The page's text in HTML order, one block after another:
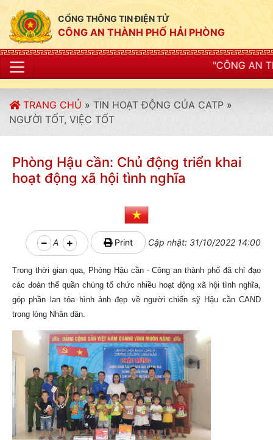
CỔNG THÔNG TIN ĐIỆN TỬ
CÔNG AN THÀNH PHỐ HẢI PHÒNG
"CÔNG AN THÀNH PHỐ HẢI
TRANG CHỦ » TIN HOẠT ĐỘNG CỦA CATP »
NGƯỜI TỐT, VIỆC TỐT
Phòng Hậu cần: Chủ động triển khai
hoạt động xã hội tình nghĩa
A Print Cập nhật: 31/10/2022 14:00
Trong thời gian qua, Phòng Hậu cần - Công an thành phố đã chỉ đạo
các đoàn thể quần chúng tổ chức nhiều hoạt động xã hội tình nghĩa,
góp phần lan tỏa hình ảnh đẹp về người chiến sỹ Hậu cần CAND
trong lòng Nhân dân.